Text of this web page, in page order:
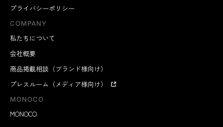
プライバシーポリシー
COMPANY
私たちについて
会社概要
商品掲載相談（ブランド様向け）
プレスルーム（メディア様向け）
MONOCO
MONOCO